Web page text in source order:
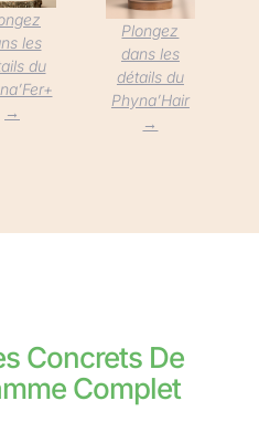
les
du
→
Plongez
dans les
détails du
Phyna’Hair
→
Concrets De
Complet